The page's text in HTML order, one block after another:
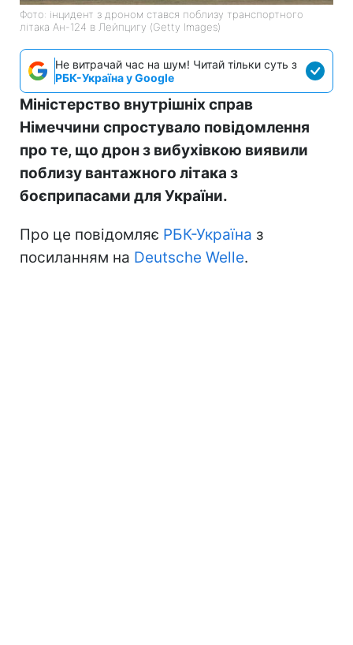
Фото: інцидент з дроном стався поблизу транспортного
літака Ан-124 в Лейпцигу (Getty Images)
Не витрачай час на шум! Читай тільки суть з
РБК-Україна у Google
Міністерство внутрішніх справ
Німеччини спростувало повідомлення
про те, що дрон з вибухівкою виявили
поблизу вантажного літака з
боєприпасами для України.
Про це повідомляє РБК-Україна з
посиланням на Deutsche Welle.